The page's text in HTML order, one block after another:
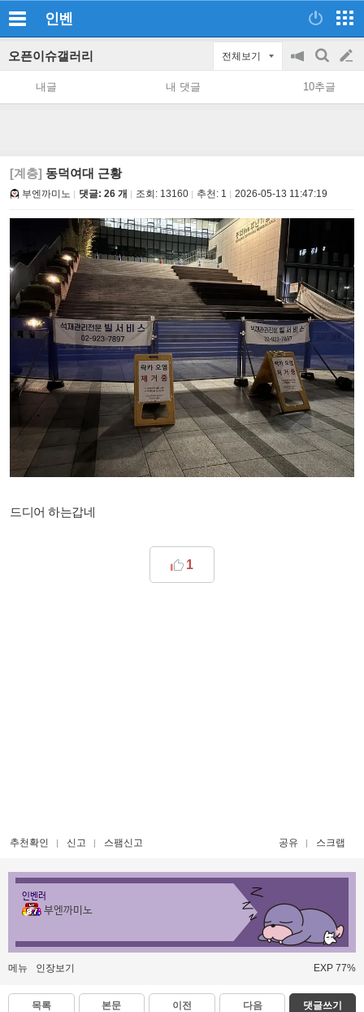
인벤
오픈이슈갤러리 전체보기
공
지
on/off
검
색
글
쓰
내글 내 댓글 10추글
[계층] 동덕여대 근황
부엔까미노 댓글: 26 개 조회: 13160 추천: 1 2026-05-13 11:47:19
드디어 하는갑네
1
추천확인 신고 스팸신고 공유 스크랩
인벤러
부엔까미노
메뉴 인장보기 EXP 77%
목록 본문 이전 다음 댓글쓰기